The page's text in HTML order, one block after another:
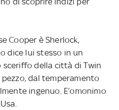
Cooper è Sherlock,
dice lui stesso in un
sceriffo della città di Twin
dal temperamento
ingenuo. E’omonimo